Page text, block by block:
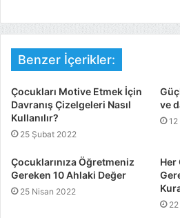
Benzer İçerikler:
Çocukları Motive Etmek İçin
Davranış Çizelgeleri Nasıl
Kullanılır?
25 Şubat 2022
ve
Çocuklarınıza Öğretmeniz
Gereken 10 Ahlaki Değer
25 Nisan 2022
Her